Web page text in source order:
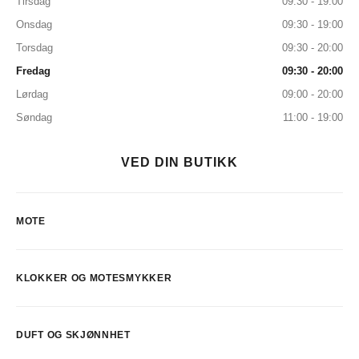
Onsdag
09:30 - 19:00
Torsdag
09:30 - 20:00
Fredag
09:30 - 20:00
Lørdag
09:00 - 20:00
Søndag
11:00 - 19:00
VED DIN BUTIKK
MOTE
KLOKKER OG MOTESMYKKER
DUFT OG SKJØNNHET